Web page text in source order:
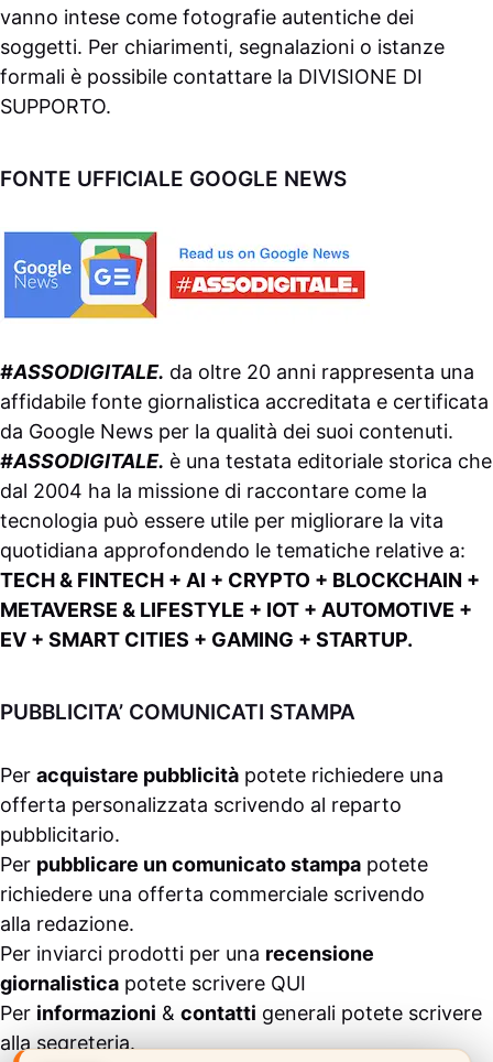
vanno intese come fotografie autentiche dei
soggetti. Per chiarimenti, segnalazioni o istanze
formali è possibile contattare la DIVISIONE DI
SUPPORTO.
FONTE UFFICIALE GOOGLE NEWS
#ASSODIGITALE. da oltre 20 anni rappresenta una
affidabile fonte giornalistica accreditata e certificata
da Google News per la qualità dei suoi contenuti.
#ASSODIGITALE. è una testata editoriale storica che
dal 2004 ha la missione di raccontare come la
tecnologia può essere utile per migliorare la vita
quotidiana approfondendo le tematiche relative a:
TECH & FINTECH + AI + CRYPTO + BLOCKCHAIN +
METAVERSE & LIFESTYLE + IOT + AUTOMOTIVE +
EV + SMART CITIES + GAMING + STARTUP.
PUBBLICITA’ COMUNICATI STAMPA
Per acquistare pubblicità potete richiedere una
offerta personalizzata scrivendo al reparto
pubblicitario.
Per pubblicare un comunicato stampa potete
richiedere una offerta commerciale scrivendo
alla redazione.
Per inviarci prodotti per una recensione
giornalistica potete scrivere QUI
Per informazioni & contatti generali potete scrivere
alla segreteria.